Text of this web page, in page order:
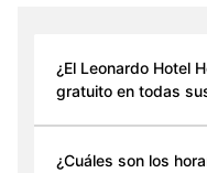
¿El Leonardo Hotel
gratuito en todas
¿Cuáles son los